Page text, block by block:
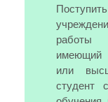
работы
имеющий
или
студент